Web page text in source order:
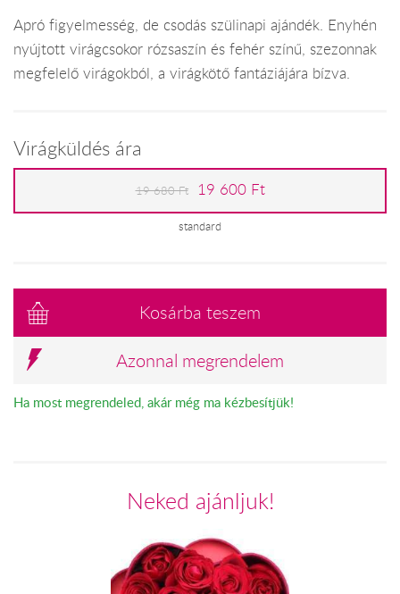
Apró figyelmesség, de csodás szülinapi ajándék. Enyhén
nyújtott virágcsokor rózsaszín és fehér színű, szezonnak
megfelelő virágokból, a virágkötő fantáziájára bízva.
Virágküldés ára
19 680 Ft 19 600 Ft
standard
Kosárba teszem
Azonnal megrendelem
Ha most megrendeled, akár még ma kézbesítjük!
Neked ajánljuk!